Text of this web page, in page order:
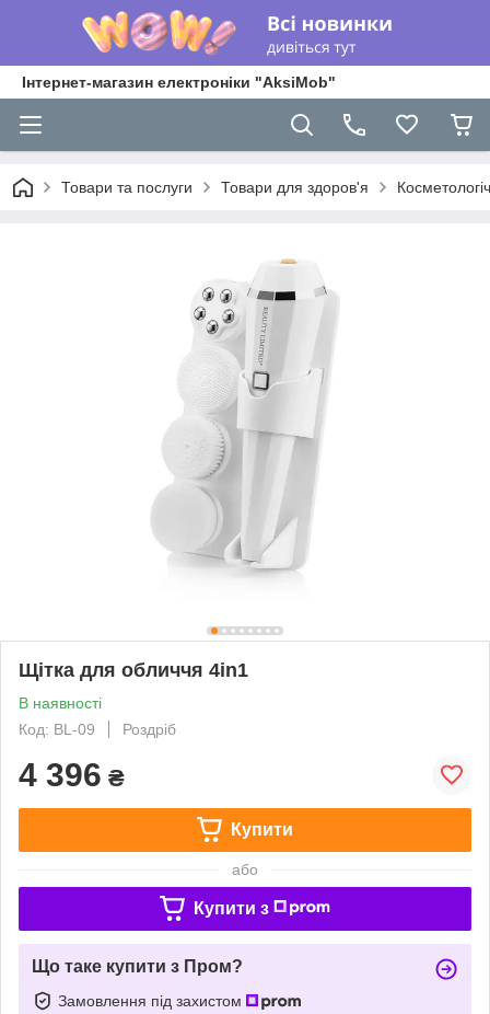
Інтернет-магазин електроніки "AksiMob"
Товари та послуги Товари для здоров'я
Щітка для обличчя 4in1
В наявності
Код: BL-09
Роздріб
4 396 ₴
Купити
або
Купити з
Що таке купити з Пром?
Замовлення під захистом